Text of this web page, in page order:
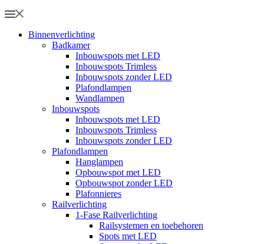
Binnenverlichting
Badkamer
Inbouwspots met LED
Inbouwspots Trimless
Inbouwspots zonder LED
Plafondlampen
Wandlampen
Inbouwspots
Inbouwspots met LED
Inbouwspots Trimless
Inbouwspots zonder LED
Plafondlampen
Hanglampen
Opbouwspot met LED
Opbouwspot zonder LED
Plafonnieres
Railverlichting
1-Fase Railverlichting
Railsystemen en toebehoren
Spots met LED